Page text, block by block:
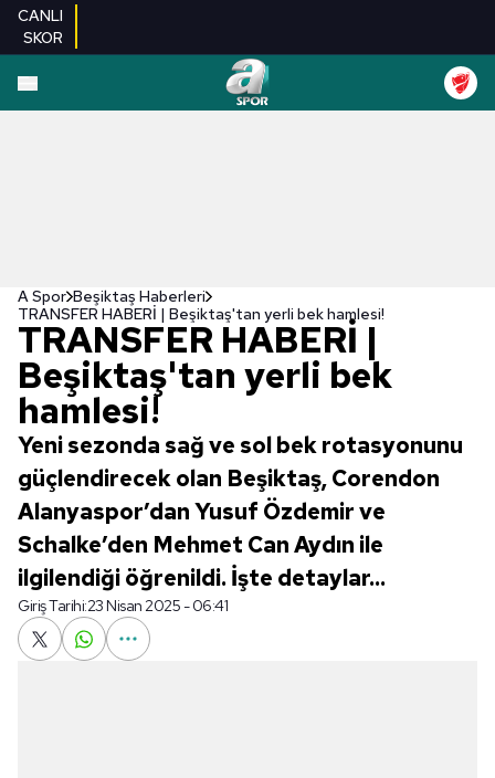
CANLI
SKOR
A Spor Beşiktaş Haberleri
TRANSFER HABERİ | Beşiktaş'tan yerli bek hamlesi!
TRANSFER HABERİ |
Beşiktaş'tan yerli bek
hamlesi!
Yeni sezonda sağ ve sol bek rotasyonunu
güçlendirecek olan Beşiktaş, Corendon
Alanyaspor’dan Yusuf Özdemir ve
Schalke’den Mehmet Can Aydın ile
ilgilendiği öğrenildi. İşte detaylar...
Giriş Tarihi:23 Nisan 2025 - 06:41